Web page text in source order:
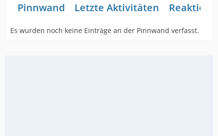
Pinnwand Letzte Aktivitäten
Es wurden noch keine Einträge an der Pinnwand verfasst.